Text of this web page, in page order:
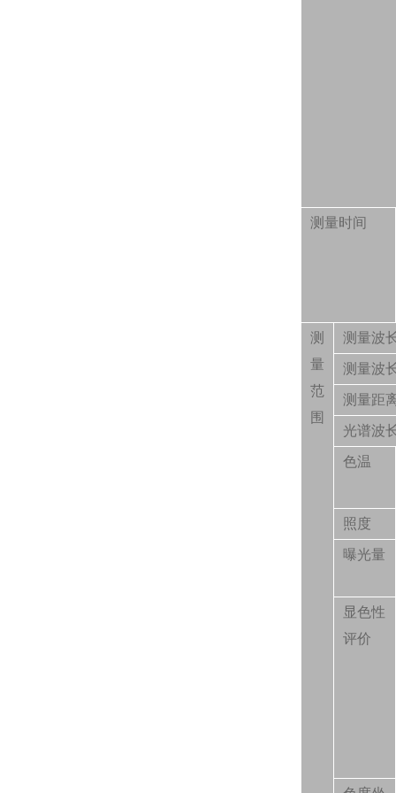
测量时间
测
量
范
围
测量波
测量波
测量距
光谱波
色温
照度
曝光量
显色性
评价